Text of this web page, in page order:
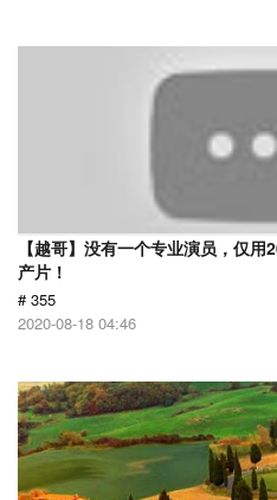
【越哥】没有一个专业演员，仅
产片！
# 355
2020-08-18 04:46